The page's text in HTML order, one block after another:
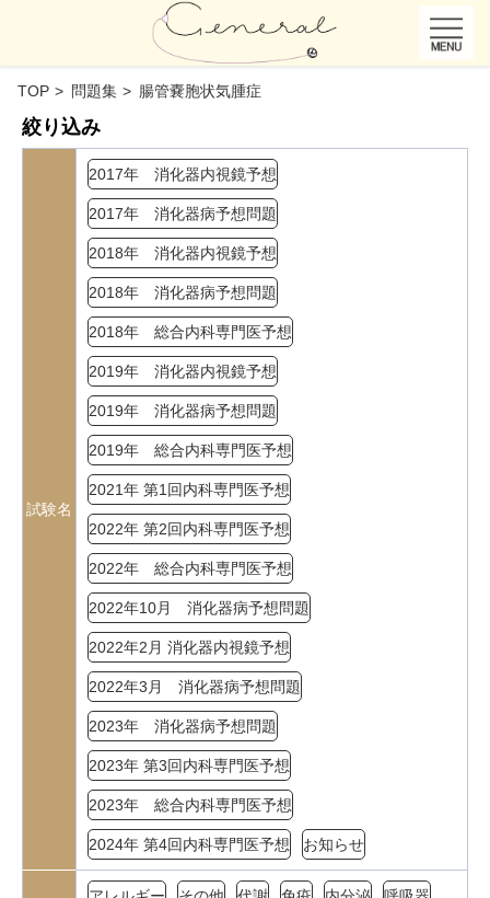
TOP 問題集 腸管嚢胞状気腫症
絞り込み
試験名
2017年 消化器内視鏡予想
2017年 消化器病予想問題
2018年 消化器内視鏡予想
2018年 消化器病予想問題
2018年 総合内科専門医予想
2019年 消化器内視鏡予想
2019年 消化器病予想問題
2019年 総合内科専門医予想
2021年 第1回内科専門医予想
2022年 第2回内科専門医予想
2022年 総合内科専門医予想
2022年10月 消化器病予想問題
2022年2月 消化器内視鏡予想
2022年3月 消化器病予想問題
2023年 消化器病予想問題
2023年 第3回内科専門医予想
2023年 総合内科専門医予想
2024年 第4回内科専門医予想 お知らせ